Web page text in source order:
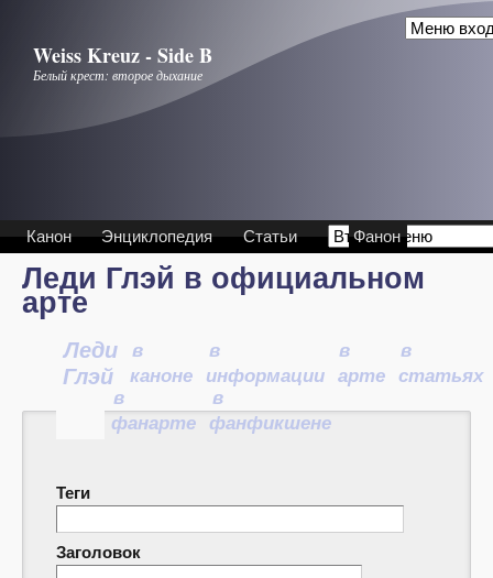
Weiss Kreuz - Side B
Белый крест: второе дыхание
Канон Энциклопедия Статьи Фанон
Леди Глэй в официальном
арте
Леди
Глэй
в
каноне
в
информации
в
арте
в
статьях
в
фанарте
в
фанфикшене
Теги
Заголовок